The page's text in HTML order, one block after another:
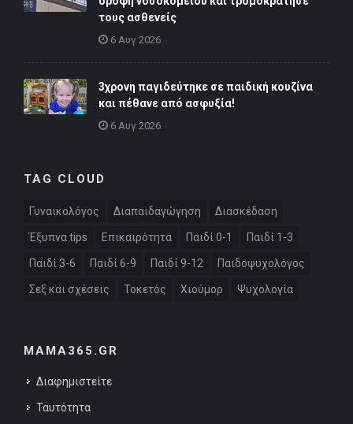
τους ασθενείς
6 Αυγ 2026
3χρονη παγιδεύτηκε σε παιδική κουζίνα
και πέθανε από ασφυξία!
6 Αυγ 2026
TAG CLOUD
Γυναικολόγος Διαπαιδαγώγηση Διασκέδαση
Έξυπνα tips Επικαιρότητα Παιδί 0-1 Παιδί 1-3
Παιδί 3-6 Παιδί 6-9 Παιδί 9-12 Παιδοψυχολόγος
Σεξ και σχέσεις Τοκετός Χιούμορ Ψυχολογία
MAMA365.GR
Διαφημιστείτε
Ταυτότητα